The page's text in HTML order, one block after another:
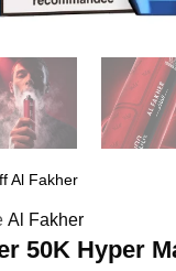
Al Fakher
Al Fakher
50K Hyper